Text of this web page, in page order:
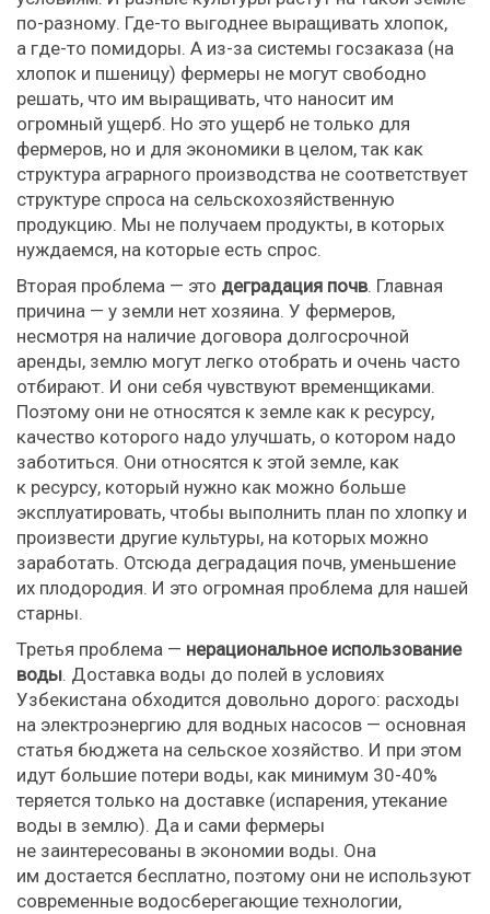
по-разному. Где-то выгоднее выращивать хлопок,
а где-то помидоры. А из-за системы госзаказа (на
хлопок и пшеницу) фермеры не могут свободно
решать, что им выращивать, что наносит им
огромный ущерб. Но это ущерб не только для
фермеров, но и для экономики в целом, так как
структура аграрного производства не соответствует
структуре спроса на сельскохозяйственную
продукцию. Мы не получаем продукты, в которых
нуждаемся, на которые есть спрос.
Вторая проблема — это деградация почв. Главная
причина — у земли нет хозяина. У фермеров,
несмотря на наличие договора долгосрочной
аренды, землю могут легко отобрать и очень часто
отбирают. И они себя чувствуют временщиками.
Поэтому они не относятся к земле как к ресурсу,
качество которого надо улучшать, о котором надо
заботиться. Они относятся к этой земле, как
к ресурсу, который нужно как можно больше
эксплуатировать, чтобы выполнить план по хлопку и
произвести другие культуры, на которых можно
заработать. Отсюда деградация почв, уменьшение
их плодородия. И это огромная проблема для нашей
старны.
Третья проблема — нерациональное использование
воды. Доставка воды до полей в условиях
Узбекистана обходится довольно дорого: расходы
на электроэнергию для водных насосов — основная
статья бюджета на сельское хозяйство. И при этом
идут большие потери воды, как минимум 30-40%
теряется только на доставке (испарения, утекание
воды в землю). Да и сами фермеры
не заинтересованы в экономии воды. Она
им достается бесплатно, поэтому они не используют
современные водосберегающие технологии,